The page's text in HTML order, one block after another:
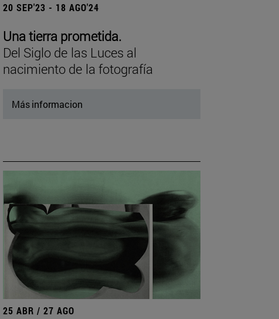
20 SEP'23 - 18 AGO'24
Una tierra prometida.
Del Siglo de las Luces al
nacimiento de la fotografía
Más informacion
25 ABR / 27 AGO